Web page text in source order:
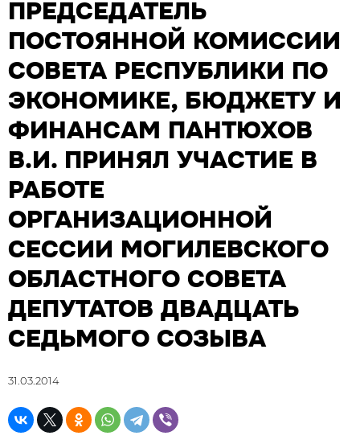
ПРЕДСЕДАТЕЛЬ
ПОСТОЯННОЙ КОМИССИИ
СОВЕТА РЕСПУБЛИКИ ПО
ЭКОНОМИКЕ, БЮДЖЕТУ И
ФИНАНСАМ ПАНТЮХОВ
В.И. ПРИНЯЛ УЧАСТИЕ В
РАБОТЕ
ОРГАНИЗАЦИОННОЙ
СЕССИИ МОГИЛЕВСКОГО
ОБЛАСТНОГО СОВЕТА
ДЕПУТАТОВ ДВАДЦАТЬ
СЕДЬМОГО СОЗЫВА
31.03.2014